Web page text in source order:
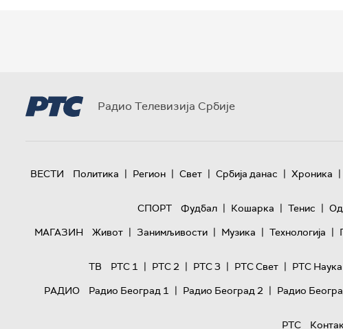
Радио Телевизија Србије
ВЕСТИ Политика | Регион | Свет | Србија данас | Хроника |
СПОРТ
Фудбал | Кошарка | Тенис |
МАГАЗИН
Живот | Занимљивости | Музика | Технологијa |
ТВ
РТС 1 | РТС 2 | РТС 3 | РТС Свет | РТС Наука
РАДИО
Радио Београд 1 | Радио Београд 2 | Радио
РТС